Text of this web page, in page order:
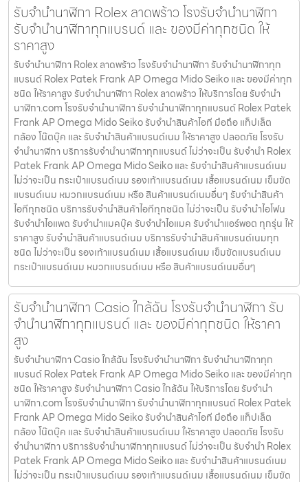
รับจำนำนาฬิกา Rolex ลาดพร้าว โรงรับจำนำนาฬิกา
รับจำนำนาฬิกาทุกแบรนด์ และ ของมีค่าทุกชนิด ให้
ราคาสูง
รับจำนำนาฬิกา Rolex ลาดพร้าว โรงรับจำนำนาฬิกา รับจำนำนาฬิกาทุก
แบรนด์ Rolex Patek Frank AP Omega Mido Seiko และ ของมีค่าทุก
ชนิด ให้ราคาสูง รับจำนำนาฬิกา Rolex ลาดพร้าว ให้บริการโดย รับจํานํา
นาฬิกา.com โรงรับจำนำนาฬิกา รับจำนำนาฬิกาทุกแบรนด์ Rolex Patek
Frank AP Omega Mido Seiko รับจำนำสินค้าไอที มือถือ แท็ปเล็ต
กล้อง โน๊ตบุ๊ค และ รับจำนำสินค้าแบรนด์เนม ให้ราคาสูง ปลอดภัย โรงรับ
จำนำนาฬิกา บริการรับจำนำนาฬิกาทุกแบรนด์ ไม่ว่าจะเป็น รับจำนำ Rolex
Patek Frank AP Omega Mido Seiko และ รับจำนำสินค้าแบรนด์เนม
ไม่ว่าจะเป็น กระเป๋าแบรนด์เนม รองเท้าแบรนด์เนม เสื้อแบรนด์เนม เข็มขัด
แบรนด์เนม หมวกแบรนด์เนม หรือ สินค้าแบรนด์เนมอื่นๆ รับจำนำสินค้า
ไอทีทุกชนิด บริการรับจำนำสินค้าไอทีทุกชนิด ไม่ว่าจะเป็น รับจำนำไอโฟน
รับจำนำไอแพด รับจำนำแมคบุ๊ค รับจำนำไอแมค รับจำนำแอร์พอต ทุกรุ่น ให้
ราคาสูง รับจำนำสินค้าแบรนด์เนม บริการรับจำนำสินค้าแบรนด์เนมทุก
ชนิด ไม่ว่าจะเป็น รองเท้าแบรนด์เนม เสื้อแบรนด์เนม เข็มขัดแบรนด์เนม
กระเป๋าแบรนด์เนม หมวกแบรนด์เนม หรือ สินค้าแบรนด์เนมอื่นๆ
รับจํานํานาฬิกา Casio ใกล้ฉัน โรงรับจำนำนาฬิกา รับ
จำนำนาฬิกาทุกแบรนด์ และ ของมีค่าทุกชนิด ให้ราคา
สูง
รับจํานํานาฬิกา Casio ใกล้ฉัน โรงรับจำนำนาฬิกา รับจำนำนาฬิกาทุก
แบรนด์ Rolex Patek Frank AP Omega Mido Seiko และ ของมีค่าทุก
ชนิด ให้ราคาสูง รับจํานํานาฬิกา Casio ใกล้ฉัน ให้บริการโดย รับจํานํา
นาฬิกา.com โรงรับจำนำนาฬิกา รับจำนำนาฬิกาทุกแบรนด์ Rolex Patek
Frank AP Omega Mido Seiko รับจำนำสินค้าไอที มือถือ แท็ปเล็ต
กล้อง โน๊ตบุ๊ค และ รับจำนำสินค้าแบรนด์เนม ให้ราคาสูง ปลอดภัย โรงรับ
จำนำนาฬิกา บริการรับจำนำนาฬิกาทุกแบรนด์ ไม่ว่าจะเป็น รับจำนำ Rolex
Patek Frank AP Omega Mido Seiko และ รับจำนำสินค้าแบรนด์เนม
ไม่ว่าจะเป็น กระเป๋าแบรนด์เนม รองเท้าแบรนด์เนม เสื้อแบรนด์เนม เข็มขัด